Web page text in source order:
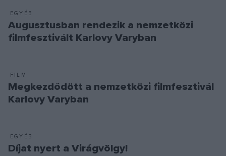
EGYÉB
Augusztusban rendezik a nemzetközi
filmfesztivált Karlovy Varyban
FILM
Megkezdődött a nemzetközi filmfesztivál
Karlovy Varyban
EGYÉB
Díjat nyert a Virágvölgy!